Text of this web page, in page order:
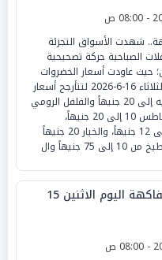
شهدت الأسواق التجزئة
الصباحية حركة تصحيحية
حيث عاودت أسعار الخضروات
والفاكهة النزول اليوم الثلاثاء 16-6-2026 لتتأرجح أسعار
الطماطم ما بين 8.5 جنيه إلى 20 جنيهاً والفلفل الرومي
والبلدي 30 جنيهاً والبطاطس 10 إلى 20 جنيهاً،
والباذنجان الرومي 10 إلى 12 جنيهاً، والخيار 20 جنيهاً
أسعار الخضروات والفاكهة اليوم الاثنين 15